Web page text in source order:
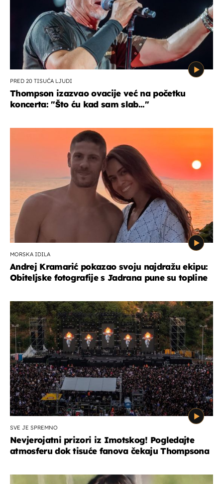
PRED 20 TISUĆA LJUDI
Thompson izazvao ovacije već na početku
koncerta: "Što ću kad sam slab..."
MORSKA IDILA
Andrej Kramarić pokazao svoju najdražu ekipu:
Obiteljske fotografije s Jadrana pune su topline
SVE JE SPREMNO
Nevjerojatni prizori iz Imotskog! Pogledajte
atmosferu dok tisuće fanova čekaju Thompsona